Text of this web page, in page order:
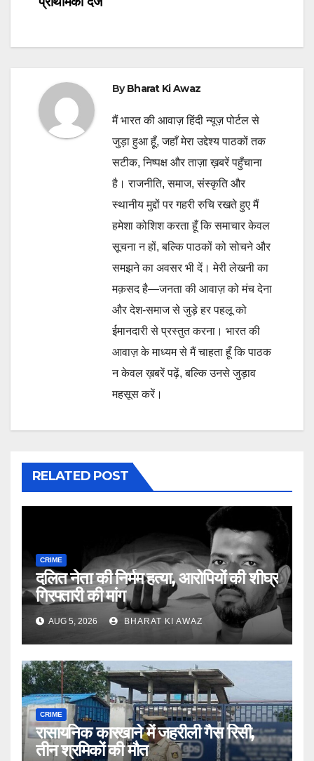
ByBharat Ki Awaz
मैं भारत की आवाज़ हिंदी न्यूज़ पोर्टल से
जुड़ा हुआ हूँ, जहाँ मेरा उद्देश्य पाठकों तक
सटीक, निष्पक्ष और ताज़ा ख़बरें पहुँचाना
है। राजनीति, समाज, संस्कृति और
स्थानीय मुद्दों पर गहरी रुचि रखते हुए मैं
हमेशा कोशिश करता हूँ कि समाचार केवल
सूचना न हों, बल्कि पाठकों को सोचने और
समझने का अवसर भी दें। मेरी लेखनी का
मक़सद है—जनता की आवाज़ को मंच देना
और देश-समाज से जुड़े हर पहलू को
ईमानदारी से प्रस्तुत करना। भारत की
आवाज़ के माध्यम से मैं चाहता हूँ कि पाठक
न केवल ख़बरें पढ़ें, बल्कि उनसे जुड़ाव
महसूस करें।
RELATED POST
CRIME
दलित नेता की निर्मम हत्या, आरोपियों की शीघ्र
गिरफ्तारी की मांग
AUG 5, 2026 BHARAT KI AWAZ
CRIME
रासायनिक कारखाने में जहरीली गैस रिसी,
तीन श्रमिकों की मौत